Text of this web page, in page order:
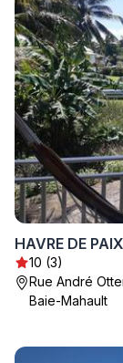
HAVRE DE PAIX
10 (3)
Rue André
Baie-Mahault